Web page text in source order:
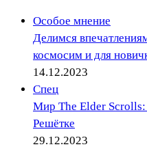
Особое мнение
Делимся
космосим и для
14.12.2023
Спец
Мир The Elder Scrolls:
Решётке
29.12.2023